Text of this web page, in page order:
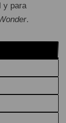
y para
.